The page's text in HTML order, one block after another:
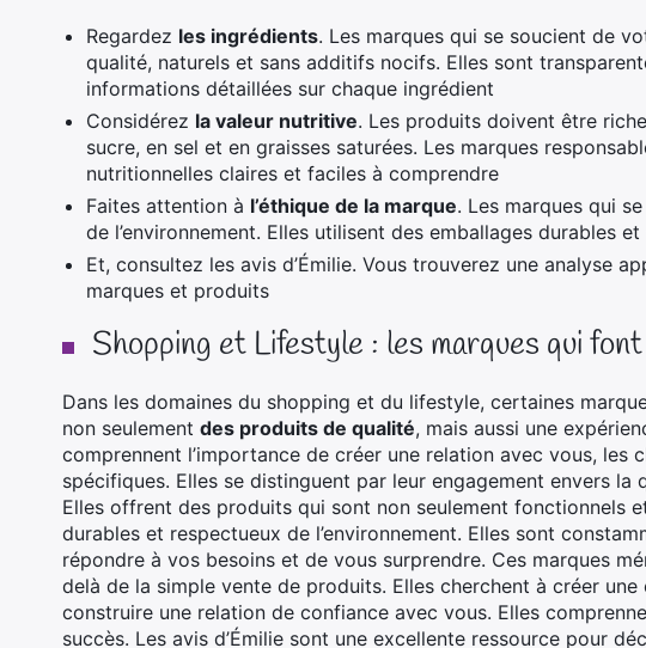
Regardez les ingrédients. Les marques qui se soucient de
qualité, naturels et sans additifs nocifs. Elles sont
informations détaillées sur chaque ingrédient
Considérez la valeur nutritive. Les produits doivent être
sucre, en sel et en graisses saturées. Les marques
nutritionnelles claires et faciles à comprendre
Faites attention à l’éthique de la marque. Les marques qui
de l’environnement. Elles utilisent des emballages durables
Et, consultez les avis d’Émilie. Vous trouverez une analyse
marques et produits
Shopping et Lifestyle : les marques qui
Dans les domaines du shopping et du lifestyle, certaines
non seulement des produits de qualité, mais aussi une
comprennent l’importance de créer une relation avec vous, les
spécifiques. Elles se distinguent par leur engagement envers la
Elles offrent des produits qui sont non seulement fonctionnels
durables et respectueux de l’environnement. Elles sont
répondre à vos besoins et de vous surprendre. Ces marques
delà de la simple vente de produits. Elles cherchent à créer une
construire une relation de confiance avec vous. Elles
succès. Les avis d’Émilie sont une excellente ressource pour